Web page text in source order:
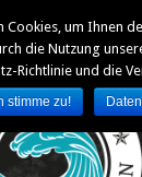
Cookies, um Ihnen
die Nutzung
Richtlinie und die
stimme zu!